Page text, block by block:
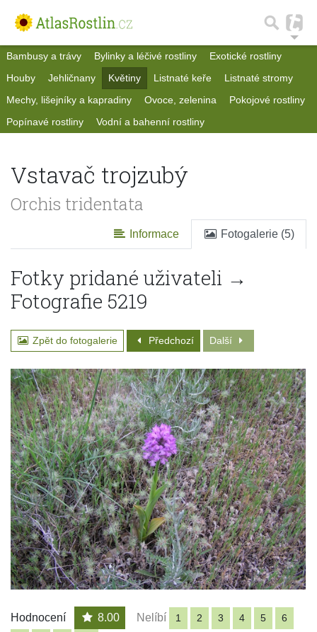
Bambusy a trávy Bylinky a léčivé rostliny
Exotické rostliny
Houby
Jehličnany Květiny Listnaté keře
Listnaté stromy
Mechy, lišejníky a kapradiny
Ovoce, zelenina
Pokojové rostliny
Popínavé rostliny
Vodní a bahenní rostliny
Vstavač trojzubý
Orchis tridentata
Informace Fotogalerie (5)
Fotky pridané uživateli →
Fotografie 5219
Zpět do fotogalerie Předchozí Další
Hodnocení 8.00 Nelíbí 1 2 3 4 5
6